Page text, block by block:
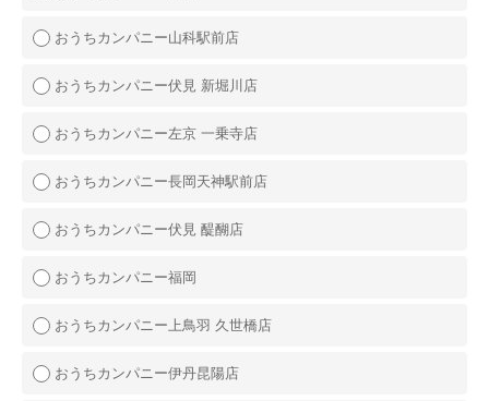
おうちカンパニー山科駅前店
おうちカンパニー伏見 新堀川店
おうちカンパニー左京 一乗寺店
おうちカンパニー長岡天神駅前店
おうちカンパニー伏見 醍醐店
おうちカンパニー福岡
おうちカンパニー上鳥羽 久世橋店
おうちカンパニー伊丹昆陽店